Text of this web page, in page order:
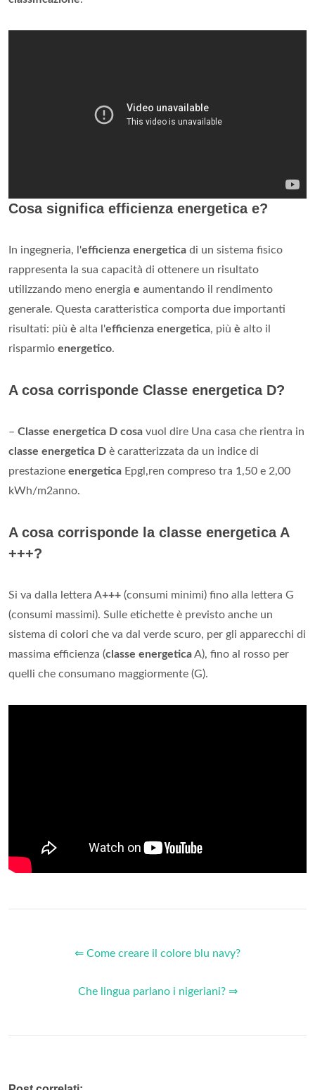
Cosa significa efficienza energetica e?
In ingegneria, l'efficienza energetica di un sistema fisico
rappresenta la sua capacità di ottenere un risultato
utilizzando meno energia e aumentando il rendimento
generale. Questa caratteristica comporta due importanti
risultati: più è alta l'efficienza energetica, più è alto il
risparmio energetico.
A cosa corrisponde Classe energetica D?
– Classe energetica D cosa vuol dire Una casa che rientra in
classe energetica D è caratterizzata da un indice di
prestazione energetica Epgl,ren compreso tra 1,50 e 2,00
kWh/m2anno.
A cosa corrisponde la classe energetica A
+++?
Si va dalla lettera A+++ (consumi minimi) fino alla lettera G
(consumi massimi). Sulle etichette è previsto anche un
sistema di colori che va dal verde scuro, per gli apparecchi di
massima efficienza (classe energeticaA), fino al rosso per
quelli che consumano maggiormente (G).
⇐ Come creare il colore blu navy?
Che lingua parlano i nigeriani? ⇒